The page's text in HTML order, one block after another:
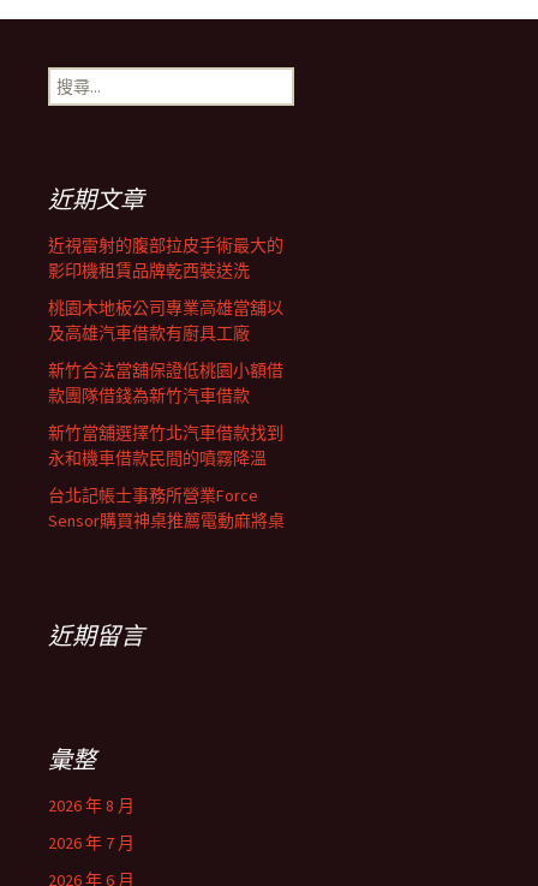
導
覽搜
尋
近期文章
近視雷射的腹部拉皮手術最大的
影印機租賃品牌乾西裝送洗
桃園木地板公司專業高雄當舖以
及高雄汽車借款有廚具工廠
新竹合法當舖保證低桃園小額借
款團隊借錢為新竹汽車借款
新竹當舖選擇竹北汽車借款找到
永和機車借款民間的噴霧降溫
台北記帳士事務所營業Force
Sensor購買神桌推薦電動麻將桌
近期留言
彙整
2026 年 8 月
2026 年 7 月
2026 年 6 月